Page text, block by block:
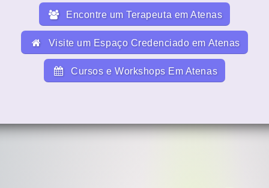
Encontre um Terapeuta em Atenas
Visite um Espaço Credenciado em Atenas
Cursos e Workshops Em Atenas